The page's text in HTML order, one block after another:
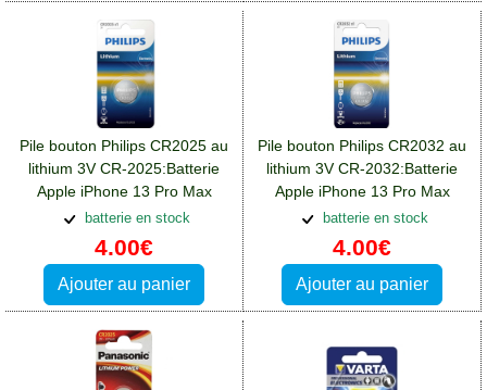
Pile bouton Philips CR2025 au
lithium 3V CR-2025:Batterie
Apple iPhone 13 Pro Max
batterie en stock
4.00€
Ajouter au panier
Pile bouton Philips CR2032 au
lithium 3V CR-2032:Batterie
Apple iPhone 13 Pro Max
batterie en stock
4.00€
Ajouter au panier